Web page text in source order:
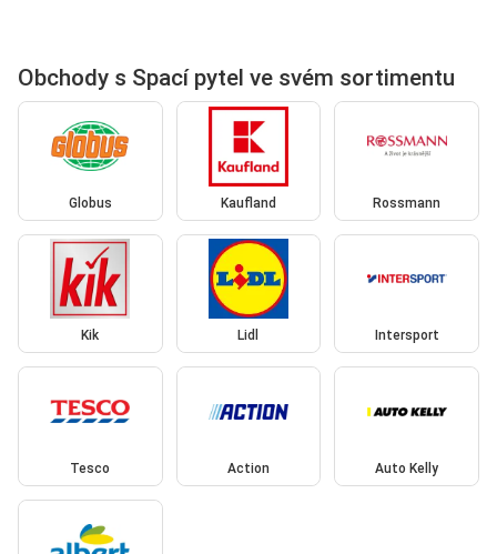
Obchody s Spací pytel ve svém sortimentu
Globus Kaufland Rossmann
Kik Lidl Intersport
Tesco Action Auto Kelly